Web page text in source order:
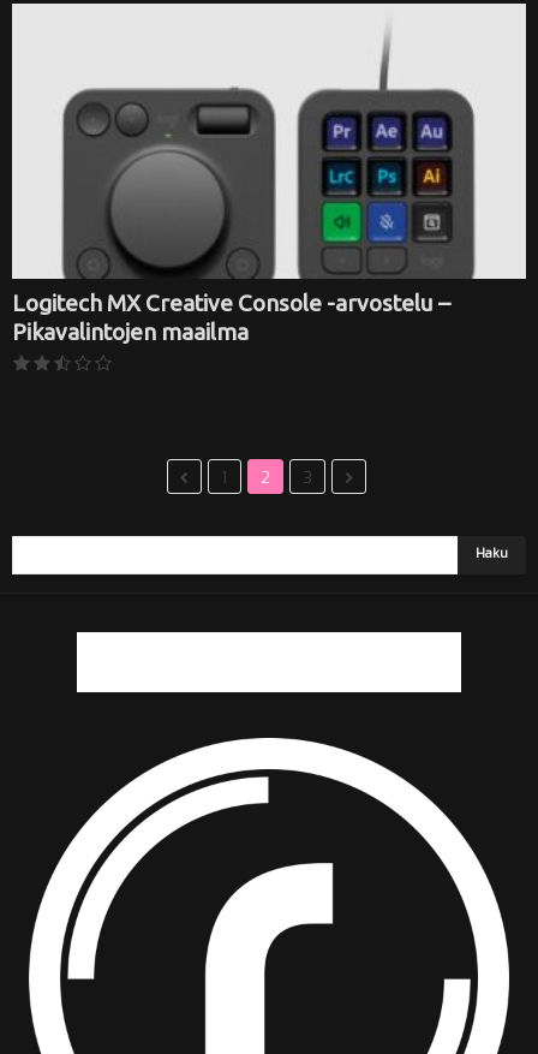
Logitech MX Creative Console -arvostelu –
Pikavalintojen maailma
1 2 3